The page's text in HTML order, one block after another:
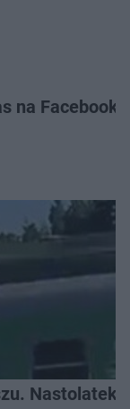
na
Nastolatek